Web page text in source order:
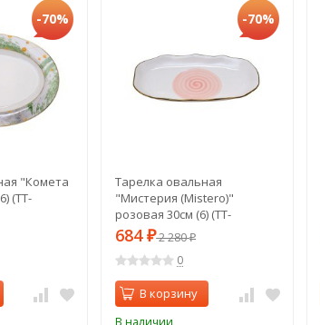
-70%
"Комета
(TT-
-70%
Тарелка овальная
"Мистерия (Mistero)"
розовая 30см (6) (TT-
00008239)
684₽2 280₽
0
В корзину
В наличии